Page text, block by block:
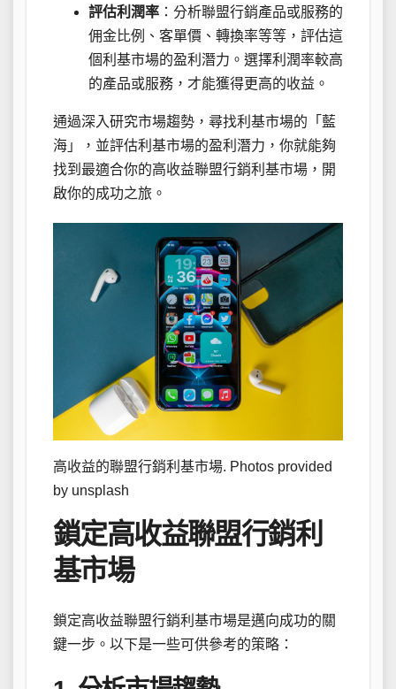
評估利潤率 ：分析聯盟行銷產品或服務的
佣金比例、客單價、轉換率等等，評估這
個利基市場的盈利潛力。選擇利潤率較高
的產品或服務，才能獲得更高的收益。
通過深入研究市場趨勢，尋找利基市場的「藍
海」，並評估利基市場的盈利潛力，你就能夠
找到最適合你的高收益聯盟行銷利基市場，開
啟你的成功之旅。
高收益的聯盟行銷利基市場. Photos provided
by unsplash
鎖定高收益聯盟行銷利
基市場
鎖定高收益聯盟行銷利基市場是邁向成功的關
鍵一步。以下是一些可供參考的策略：